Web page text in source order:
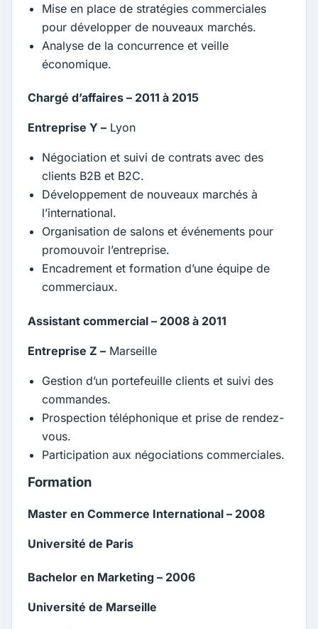
Mise en place de stratégies commerciales
pour développer de nouveaux marchés.
Analyse de la concurrence et veille
économique.
Chargé d’affaires – 2011 à 2015
Entreprise Y – Lyon
Négociation et suivi de contrats avec des
clients B2B et B2C.
Développement de nouveaux marchés à
l’international.
Organisation de salons et événements pour
promouvoir l’entreprise.
Encadrement et formation d’une équipe de
commerciaux.
Assistant commercial – 2008 à 2011
Entreprise Z – Marseille
Gestion d’un portefeuille clients et suivi des
commandes.
Prospection téléphonique et prise de rendez-
vous.
Participation aux négociations commerciales.
Formation
Master en Commerce International – 2008
Université de Paris
Bachelor en Marketing – 2006
Université de Marseille